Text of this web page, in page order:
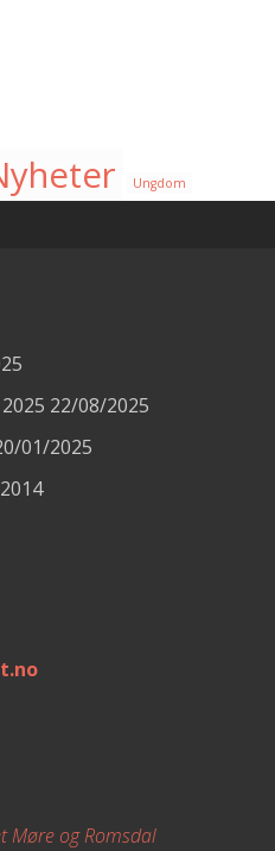
Ungdom
22/08/2025
01/2025
Møre og Romsdal